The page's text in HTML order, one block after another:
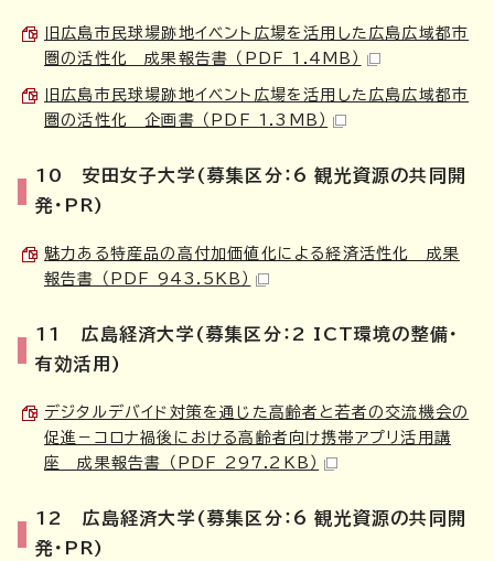
旧広島市民球場跡地イベント広場を活用した広島広域都市
圏の活性化 成果報告書 （PDF 1.4MB）
旧広島市民球場跡地イベント広場を活用した広島広域都市
圏の活性化 企画書 （PDF 1.3MB）
10 安田女子大学(募集区分：6 観光資源の共同開
発・PR)
魅力ある特産品の高付加価値化による経済活性化 成果
報告書 （PDF 943.5KB）
11 広島経済大学(募集区分：2 ICT環境の整備・
有効活用)
デジタルデバイド対策を通じた高齢者と若者の交流機会の
促進－コロナ禍後における高齢者向け携帯アプリ活用講
座 成果報告書 （PDF 297.2KB）
12 広島経済大学(募集区分：6 観光資源の共同開
発・PR)